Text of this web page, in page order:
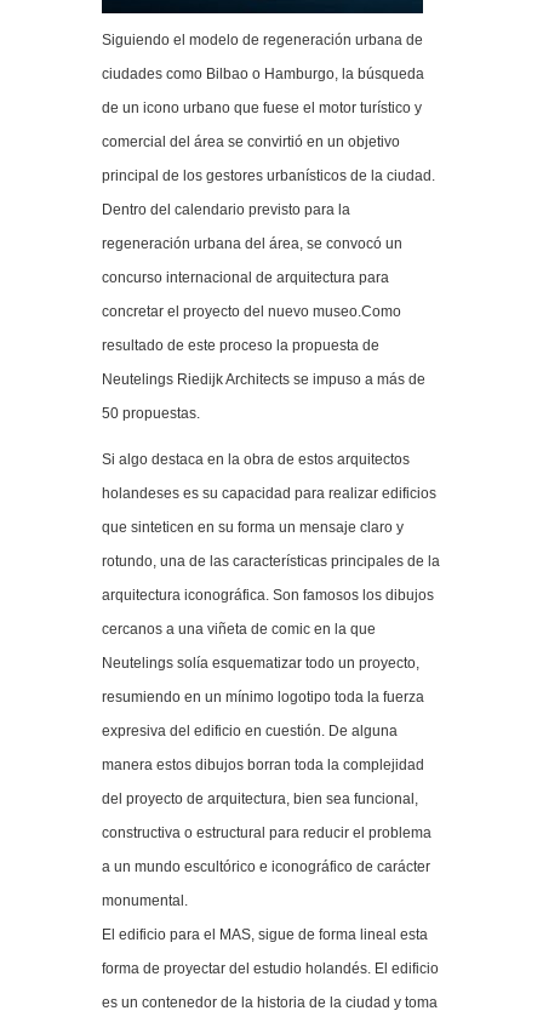
Siguiendo el modelo de regeneración urbana de
ciudades como Bilbao o Hamburgo, la búsqueda
de un icono urbano que fuese el motor turístico y
comercial del área se convirtió en un objetivo
principal de los gestores urbanísticos de la ciudad.
Dentro del calendario previsto para la
regeneración urbana del área, se convocó un
concurso internacional de arquitectura para
concretar el proyecto del nuevo museo.Como
resultado de este proceso la propuesta de
Neutelings Riedijk Architects se impuso a más de
50 propuestas.
Si algo destaca en la obra de estos arquitectos
holandeses es su capacidad para realizar edificios
que sinteticen en su forma un mensaje claro y
rotundo, una de las características principales de la
arquitectura iconográfica. Son famosos los dibujos
cercanos a una viñeta de comic en la que
Neutelings solía esquematizar todo un proyecto,
resumiendo en un mínimo logotipo toda la fuerza
expresiva del edificio en cuestión. De alguna
manera estos dibujos borran toda la complejidad
del proyecto de arquitectura, bien sea funcional,
constructiva o estructural para reducir el problema
a un mundo escultórico e iconográfico de carácter
monumental.
El edificio para el MAS, sigue de forma lineal esta
forma de proyectar del estudio holandés. El edificio
es un contenedor de la historia de la ciudad y toma